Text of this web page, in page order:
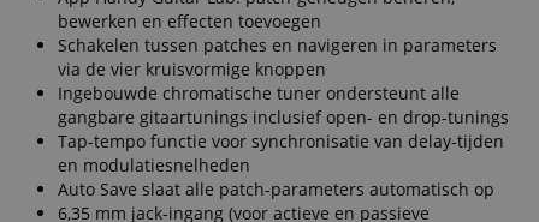
bewerken en effecten toevoegen
Schakelen tussen patches en navigeren in parameters
via de vier kruisvormige knoppen
Ingebouwde chromatische tuner ondersteunt alle
gangbare gitaartunings inclusief open- en drop-tunings
Tap-tempo functie voor synchronisatie van delay-tijden
en modulatiesnelheden
Auto Save slaat alle patch-parameters automatisch op
6,35 mm jack-ingang (voor actieve en passieve